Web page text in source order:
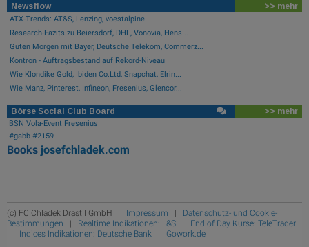
Newsflow >> mehr
ATX-Trends: AT&S, Lenzing, voestalpine ...
Research-Fazits zu Beiersdorf, DHL, Vonovia, Hens...
Guten Morgen mit Bayer, Deutsche Telekom, Commerz...
Kontron - Auftragsbestand auf Rekord-Niveau
Wie Klondike Gold, Ibiden Co.Ltd, Snapchat, Elrin...
Wie Manz, Pinterest, Infineon, Fresenius, Glencor...
Börse Social Club Board >> mehr
BSN Vola-Event Fresenius
#gabb #2159
Books josefchladek.com
(c) FC Chladek Drastil GmbH | Impressum | Datenschutz- und Cookie-
Bestimmungen | Realtime Indikationen: L&S | End of Day Kurse: TeleTrader
| Indices Indikationen: Deutsche Bank | Gowork.de